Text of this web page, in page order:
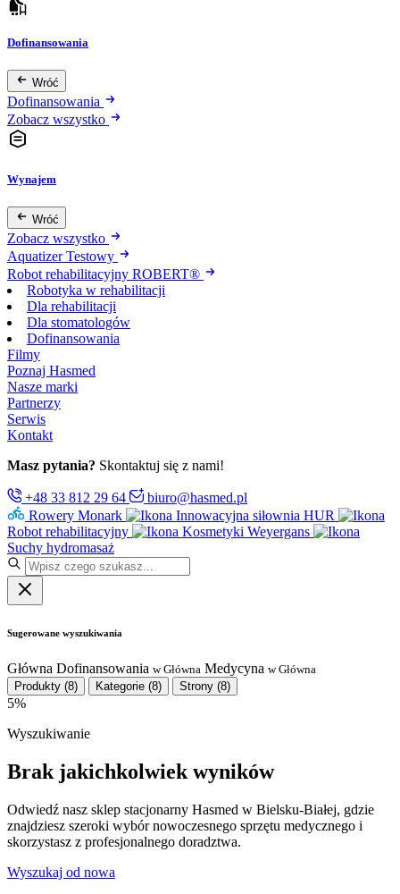
Dofinansowania
Wróć
Dofinansowania
Zobacz wszystko
Wynajem
Wróć
Zobacz wszystko
Aquatizer Testowy
Robot rehabilitacyjny ROBERT®
Robotyka w rehabilitacji
Dla rehabilitacji
Dla stomatologów
Dofinansowania
Filmy
Poznaj Hasmed
Nasze marki
Partnerzy
Serwis
Kontakt
Masz pytania? Skontaktuj się z nami!
+48 33 812 29 64
biuro@hasmed.pl
Rowery Monark
Innowacyjna siłownia HUR
Robot rehabilitacyjny
Kosmetyki Weyergans
Suchy hydromasaż
Sugerowane wyszukiwania
Główna Dofinansowania w Główna Medycyna w Główna
Produkty (8) Kategorie (8) Strony (8)
5%
Wyszukiwanie
Brak jakichkolwiek wyników
Odwiedź nasz sklep stacjonarny Hasmed w Bielsku-Białej, gdzie
znajdziesz szeroki wybór nowoczesnego sprzętu medycznego i
skorzystasz z profesjonalnego doradztwa.
Wyszukaj od nowa